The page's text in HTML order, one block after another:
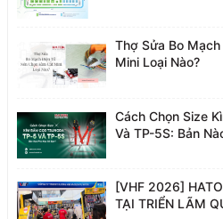
Thợ Sửa Bo
Mini Loại Nào?
Cách Chọn Size
Và TP-5S: Bản
[VHF 2026]
TẠI TRIỂN LÃM